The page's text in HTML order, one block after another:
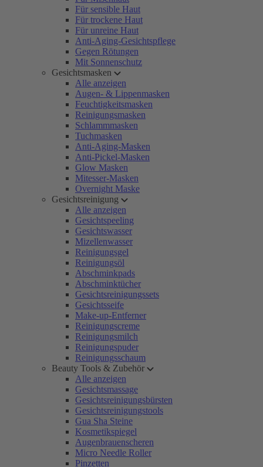
Für sensible Haut
Für trockene Haut
Für unreine Haut
Anti-Aging-Gesichtspflege
Gegen Rötungen
Mit Sonnenschutz
Gesichtsmasken
Alle anzeigen
Augen- & Lippenmasken
Feuchtigkeitsmasken
Reinigungsmasken
Schlammmasken
Tuchmasken
Anti-Aging-Masken
Anti-Pickel-Masken
Glow Masken
Mitesser-Masken
Overnight Maske
Gesichtsreinigung
Alle anzeigen
Gesichtspeeling
Gesichtswasser
Mizellenwasser
Reinigungsgel
Reinigungsöl
Abschminkpads
Abschminktücher
Gesichtsreinigungssets
Gesichtsseife
Make-up-Entferner
Reinigungscreme
Reinigungsmilch
Reinigungspuder
Reinigungsschaum
Beauty Tools & Zubehör
Alle anzeigen
Gesichtsmassage
Gesichtsreinigungsbürsten
Gesichtsreinigungstools
Gua Sha Steine
Kosmetikspiegel
Augenbrauenscheren
Micro Needle Roller
Pinzetten